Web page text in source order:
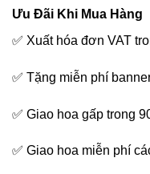
Ưu Đãi Khi Mua Hàng
✅ Xuất hóa đơn VAT
✅ Tặng miễn phí
✅ Giao hoa gấp trong
✅ Giao hoa miễn phí